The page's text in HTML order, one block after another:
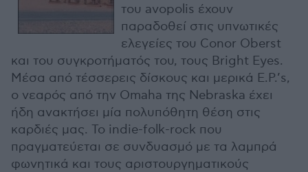
του avopolis έχουν
παραδοθεί στις υπνωτικές
ελεγείες του Conor Oberst
και του συγκροτήματός του, τους Bright Eyes.
Mέσα από τέσσερεις δίσκους και μερικά E.P.’s,
ο νεαρός από την Omaha της Νebraska έχει
ήδη ανακτήσει μία πολυπόθητη θέση στις
καρδιές μας. Το indie-folk-rock που
πραγματεύεται σε συνδυασμό με τα λαμπρά
φωνητικά και τους αριστουργηματικούς